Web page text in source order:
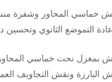
خماسي المحاور وشفرة